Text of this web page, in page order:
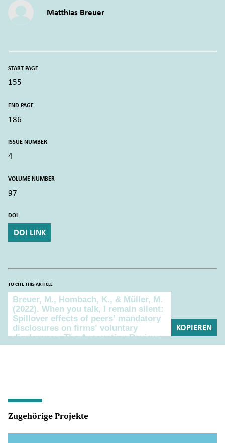
Matthias Breuer
START PAGE
155
END PAGE
186
ISSUE NUMBER
4
VOLUME NUMBER
97
DOI
DOI LINK
TO CITE THIS ARTICLE
To cite this article
KOPIEREN
Zugehörige Projekte